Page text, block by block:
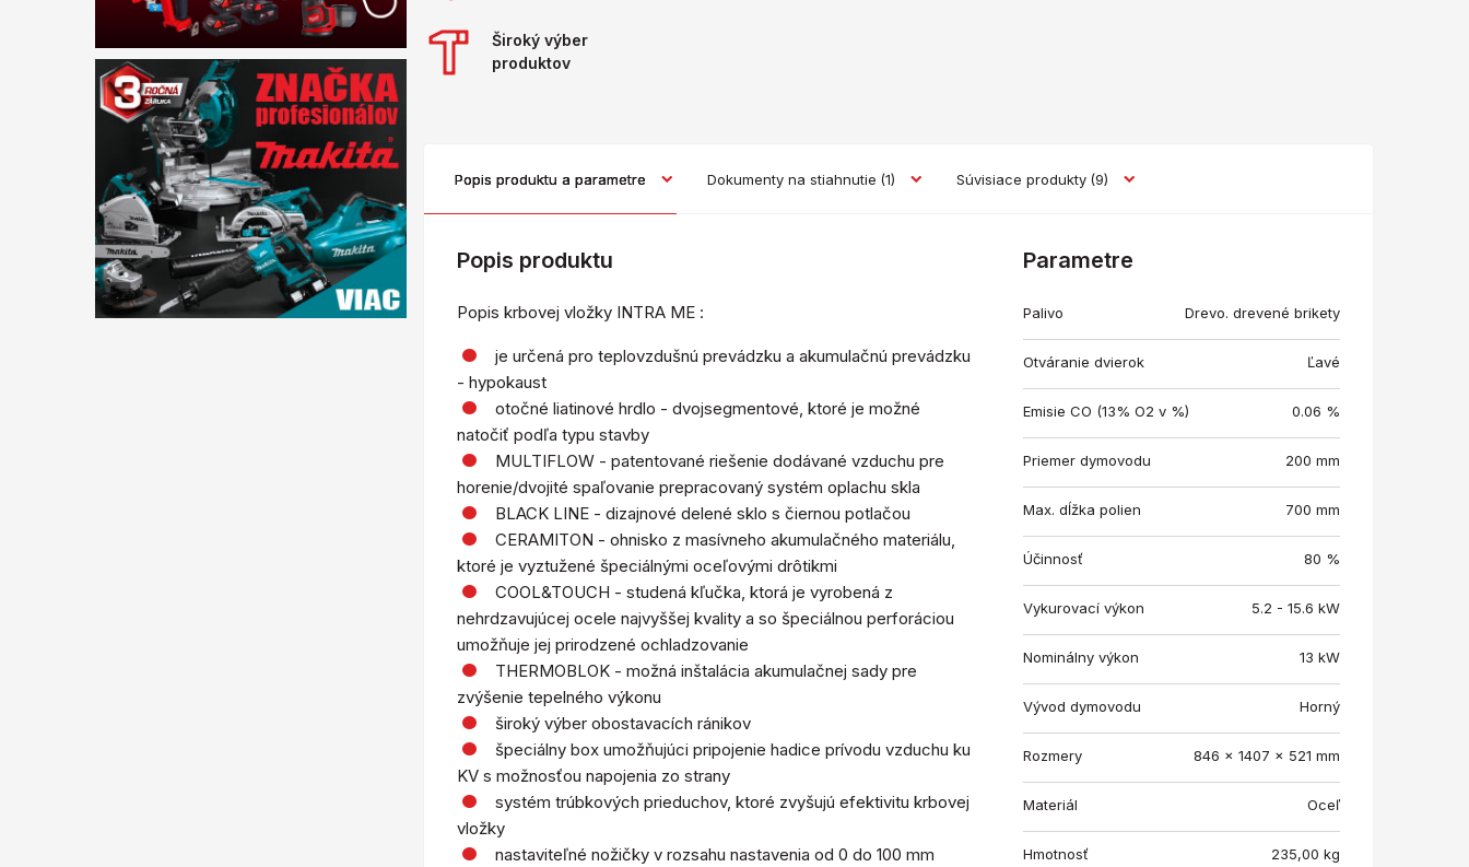
Široký výber
produktov
Popis produktu a parametre Dokumenty na stiahnutie (1) Súvisiace produkty (9)
Popis produktu
Popis krbovej vložky INTRA ME :
je určená pro teplovzdušnú prevádzku a akumulačnú prevádzku
- hypokaust
otočné liatinové hrdlo - dvojsegmentové, ktoré je možné
natočiť podľa typu stavby
MULTIFLOW - patentované riešenie dodávané vzduchu pre
horenie/dvojité spaľovanie prepracovaný systém oplachu skla
BLACK LINE - dizajnové delené sklo s čiernou potlačou
CERAMITON - ohnisko z masívneho akumulačného materiálu,
ktoré je vyztužené špeciálnými oceľovými drôtikmi
COOL&TOUCH - studená kľučka, ktorá je vyrobená z
nehrdzavujúcej ocele najvyššej kvality a so špeciálnou perforáciou
umožňuje jej prirodzené ochladzovanie
THERMOBLOK - možná inštalácia akumulačnej sady pre
zvýšenie tepelného výkonu
široký výber obostavacích ránikov
špeciálny box umožňujúci pripojenie hadice prívodu vzduchu ku
KV s možnosťou napojenia zo strany
systém trúbkových prieduchov, ktoré zvyšujú efektivitu krbovej
vložky
nastaviteľné nožičky v rozsahu nastavenia od 0 do 100 mm
Parametre
Palivo Drevo. drevené brikety
Otváranie dvierok Ľavé
Emisie CO (13% O2 v %) 0.06 %
Priemer dymovodu 200 mm
Max. dĺžka polien 700 mm
Účinnosť 80 %
Vykurovací výkon 5.2 - 15.6 kW
Nominálny výkon 13 kW
Vývod dymovodu Horný
Rozmery 846 x 1407 x 521 mm
Materiál Oceľ
Hmotnosť 235,00 kg